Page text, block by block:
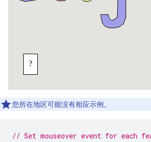
您所在地区可能没有相应示例。
// Set mouseover event for each